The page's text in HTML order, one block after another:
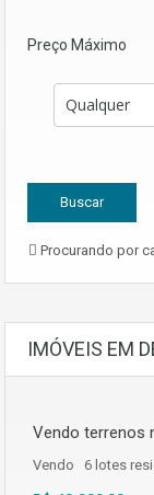
Preço Máximo
Procurando por
IMÓVEIS EM
Vendo terrenos
Vendo 6 lotes